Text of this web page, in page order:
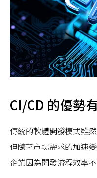
CI/CD 的優勢
傳統的軟體開發模式雖
但隨著市場需求的加速
企業因為開發流程效率